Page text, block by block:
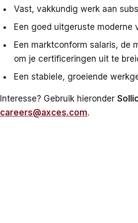
Vast, vakkundig werk aan
Een goed uitgeruste
Een marktconform salaris, de
om je certificeringen uit te
Een stabiele, groeiende
Interesse? Gebruik hieronder
careers@axces.com.